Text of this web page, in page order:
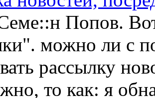
Попов.
можно ли с
рассылку
то как: я